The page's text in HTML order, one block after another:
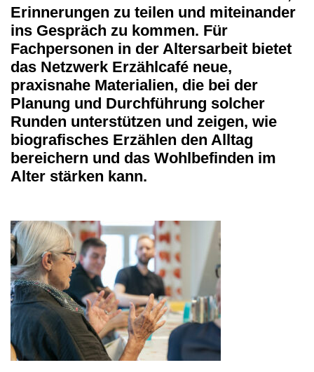
Erinnerungen zu teilen und miteinander
ins Gespräch zu kommen. Für
Fachpersonen in der Altersarbeit bietet
das Netzwerk Erzählcafé neue,
praxisnahe Materialien, die bei der
Planung und Durchführung solcher
Runden unterstützen und zeigen, wie
biografisches Erzählen den Alltag
bereichern und das Wohlbefinden im
Alter stärken kann.